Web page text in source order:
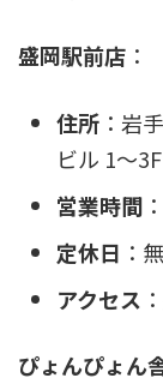
盛岡駅前店 ：
住所 ：岩
ビル 1～3F
営業時間
定休日 ：
アクセス
ぴょんぴょん